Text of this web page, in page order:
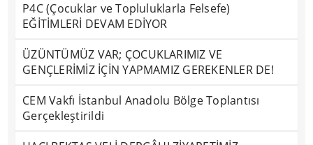
P4C (Çocuklar ve Topluluklarla Felsefe)
EĞİTİMLERİ DEVAM EDİYOR
ÜZÜNTÜMÜZ VAR; ÇOCUKLARIMIZ VE
GENÇLERİMİZ İÇİN YAPMAMIZ GEREKENLER DE!
CEM Vakfı İstanbul Anadolu Bölge Toplantısı
Gerçekleştirildi